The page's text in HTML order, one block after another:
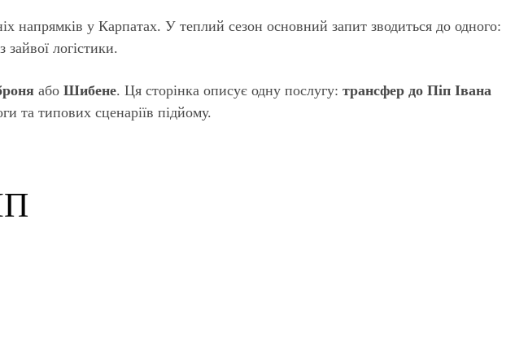
напрямків у Карпатах. У теплий сезон основний запит зводиться до одного:
логістики.
або Шибене. Ця сторінка описує одну послугу: трансфер до Піп Івана
та типових сценаріїв підйому.